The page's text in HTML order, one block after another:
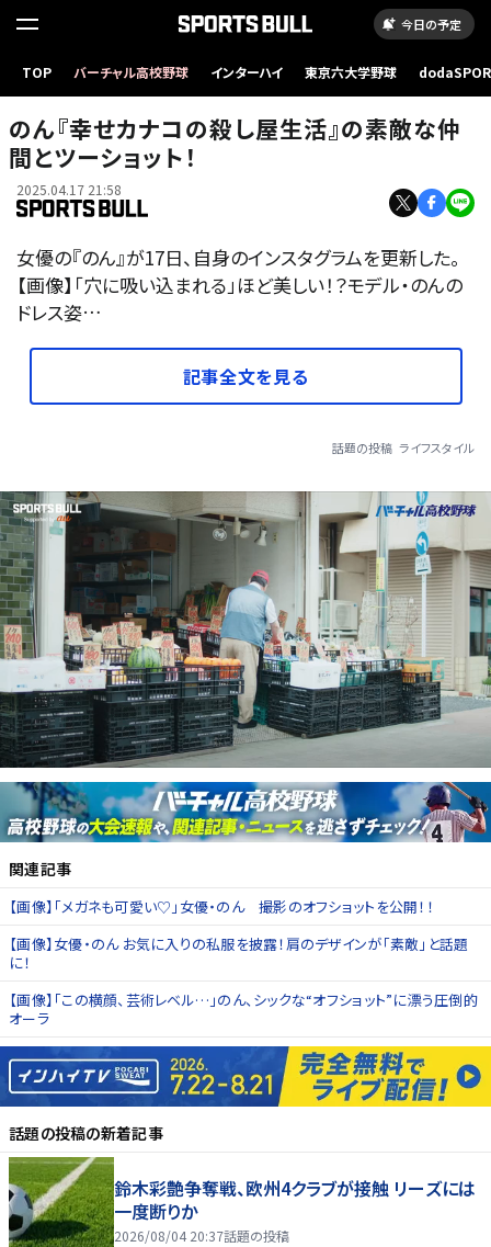
今日の予定
TOP バーチャル高校野球 インターハイ 東京六大学野球
のん『幸せカナコの殺し屋生活』の素敵な仲
間とツーショット！
2025.04.17 21:58
女優の『のん』が17日、自身のインスタグラムを更新した。
【画像】「穴に吸い込まれる」ほど美しい！？モデル・のんの
ドレス姿…
記事全文を見る
話題の投稿 ライフスタイル
関連記事
【画像】「メガネも可愛い♡」女優・のん 撮影のオフショットを公開！！
【画像】女優・のん お気に入りの私服を披露！肩のデザインが「素敵」と話題
に！
【画像】「この横顔、芸術レベル…」のん、シックな“オフショット”に漂う圧倒的
オーラ
話題の投稿の新着記事
鈴木彩艶争奪戦、欧州4クラブが接触 リーズには
一度断りか
2026/08/04 20:37話題の投稿